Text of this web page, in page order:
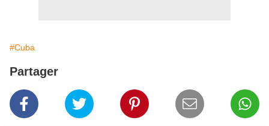
#Cuba
Partager